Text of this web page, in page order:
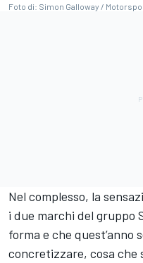
Foto di: Simon Galloway /
Nel complesso, la
i due marchi del gruppo
forma e che
concretizzare, cosa che